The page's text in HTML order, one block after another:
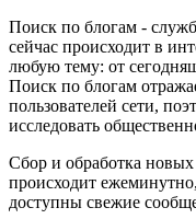
Поиск по блогам -
сейчас происходит в
любую тему: от
Поиск по блогам
пользователей сети,
исследовать
Сбор и обработка
происходит
доступны свежие